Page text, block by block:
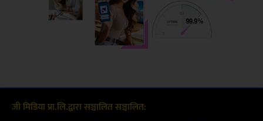
जी मिडिया प्रा.लि.द्वारा सञ्चालित सञ्चालित: